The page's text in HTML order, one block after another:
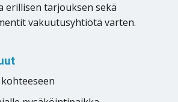
erillisen tarjouksen sekä
vakuutusyhtiötä varten.